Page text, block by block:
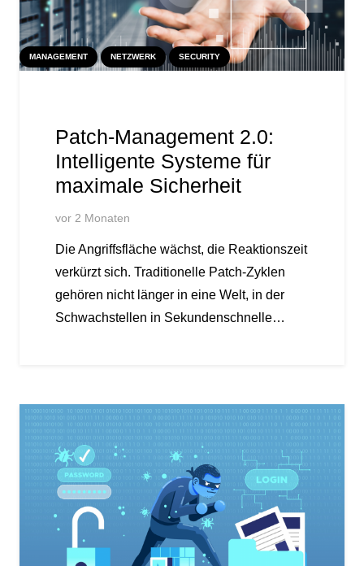
MANAGEMENT NETZWERK SECURITY
Patch-Management 2.0:
Intelligente Systeme für
maximale Sicherheit
vor 2 Monaten
Die Angriffsfläche wächst, die Reaktionszeit
verkürzt sich. Traditionelle Patch-Zyklen
gehören nicht länger in eine Welt, in der
Schwachstellen in Sekundenschnelle…